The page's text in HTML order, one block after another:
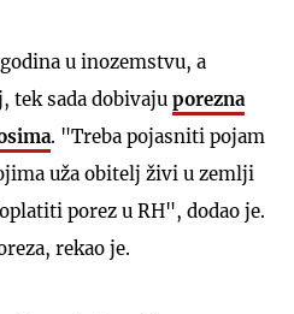
u inozemstvu, a
tek sada dobivaju porezna
. "Treba pojasniti pojam
uža obitelj živi u zemlji
porez u RH", dodao je.
rekao je.